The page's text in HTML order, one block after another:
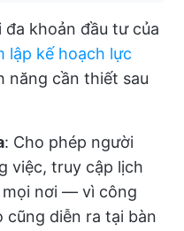
khoản đầu tư của
lập kế hoạch lực
năng cần thiết sau
: Cho phép người
việc, truy cập lịch
nơi — vì công
cũng diễn ra tại bàn